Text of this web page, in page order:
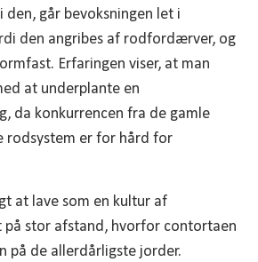
den, går bevoksningen let i
den angribes af rodfordærver, og
Erfaringen viser, at man
at underplante en
da konkurrencen fra de gamle
rodsystem er for hård for
at lave som en kultur af
stor afstand, hvorfor contortaen
på de allerdårligste jorder.